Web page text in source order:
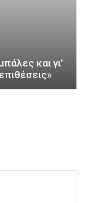
και γι’